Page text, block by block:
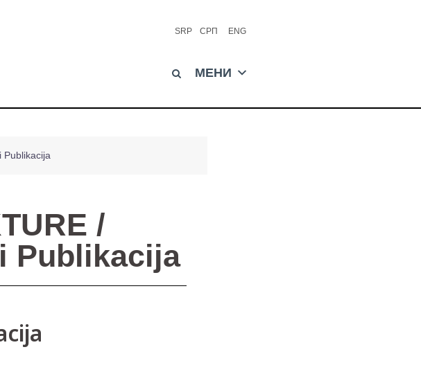
МЕНИ
ENG
СРП
SRP
Publikacija
/
Publikacija